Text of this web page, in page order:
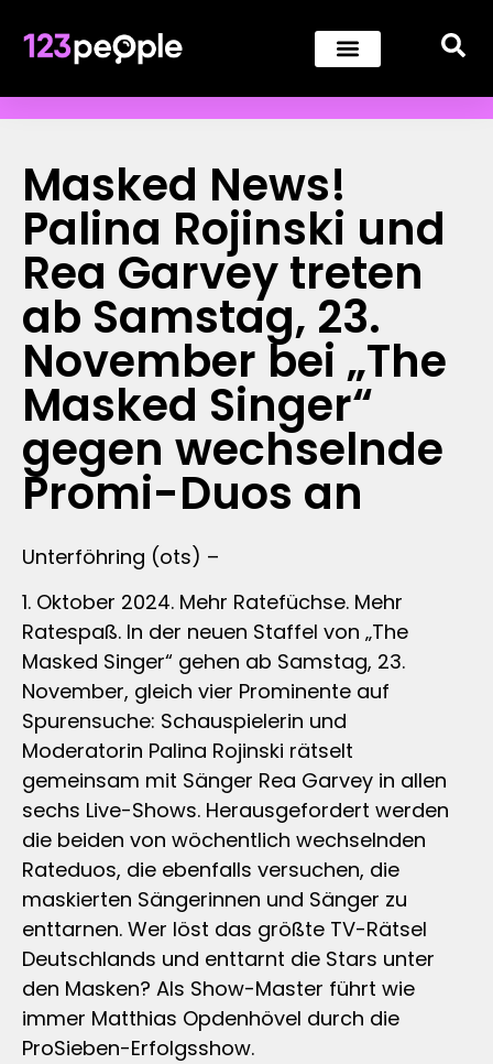
Masked News!
Palina Rojinski und
Rea Garvey treten
ab Samstag, 23.
November bei „The
Masked Singer“
gegen wechselnde
Promi-Duos an
Unterföhring (ots) –
1. Oktober 2024. Mehr Ratefüchse. Mehr
Ratespaß. In der neuen Staffel von „The
Masked Singer“ gehen ab Samstag, 23.
November, gleich vier Prominente auf
Spurensuche: Schauspielerin und
Moderatorin Palina Rojinski rätselt
gemeinsam mit Sänger Rea Garvey in allen
sechs Live-Shows. Herausgefordert werden
die beiden von wöchentlich wechselnden
Rateduos, die ebenfalls versuchen, die
maskierten Sängerinnen und Sänger zu
enttarnen. Wer löst das größte TV-Rätsel
Deutschlands und enttarnt die Stars unter
den Masken? Als Show-Master führt wie
immer Matthias Opdenhövel durch die
ProSieben-Erfolgsshow.